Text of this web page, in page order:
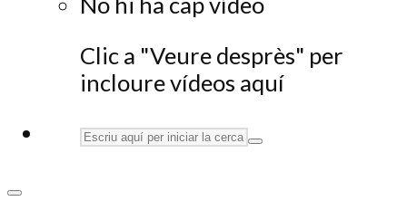
Clic a "Veure desprès" per
incloure vídeos aquí